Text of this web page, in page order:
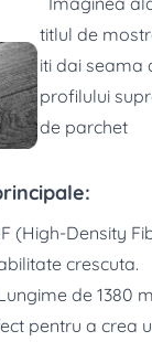
titlul de
iti dai seama
profilului
de parchet
(High-Density
crescuta.
de 1380
pentru a crea